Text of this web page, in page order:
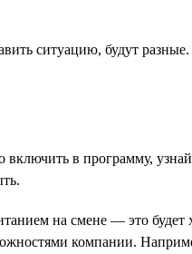
ситуацию, будут
в программу,
на смене — это
компании.